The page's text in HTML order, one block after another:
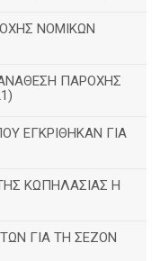
ΝΟΜΙΚΩΝ
ΠΑΡΟΧΗΣ
ΕΓΚΡΙΘΗΚΑΝ ΓΙΑ
ΚΩΠΗΛΑΣΙΑΣ Η
ΓΙΑ ΤΗ ΣΕΖΟΝ